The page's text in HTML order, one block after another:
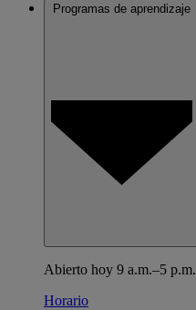
Programas de aprendizaje
Abierto hoy 9 a.m.–5 p.m.
Horario